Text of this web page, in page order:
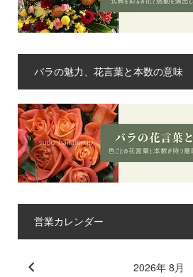
バラの魅力、花言葉と本数の意味
営業カレンダー
2026年 8月